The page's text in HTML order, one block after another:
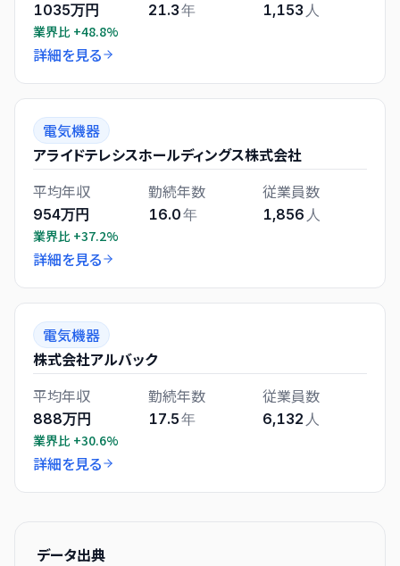
1035万円
業界比 +48.8%
21.3年 1,153 人
詳細を見る
電気機器
アライドテレシスホールディングス株式会社
平均年収
954万円
業界比 +37.2%
勤続年数
16.0年
従業員数
1,856 人
詳細を見る
電気機器
株式会社アルバック
平均年収
888万円
業界比 +30.6%
勤続年数
17.5年
従業員数
6,132 人
詳細を見る
データ出典